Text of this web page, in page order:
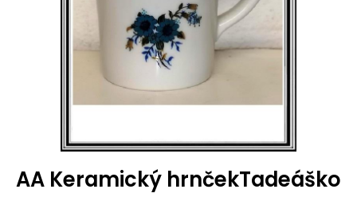
AA Keramický hrnčekTadeáško